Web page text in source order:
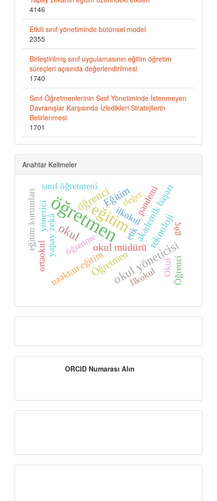
4146
Etkili sınıf yönetiminde bütünsel model
2355
Birleştirilmiş sınıf uygulamasının eğitim öğretim
süreçleri açısında değerlendirilmesi
1740
Sınıf Öğretmenlerinin Sınıf Yönetiminde İstenmeyen
Davranışlar Karşısında İzledikleri Stratejilerin
Belirlenmesi
1701
Anahtar Kelimeler
öğretmen
eğitim
okul yöneticisi
okul
öğrenci
okul müdürü
Öğretmen
Eğitim
teknoloji
akademik başarı
uzaktan eğitim
yapay zekâ
yönetici ilkokulpandemi
değer
öğrenme
eğitim kurumları
sınıf öğretmeni
Okul
İlkokul
göç
ortaokul
etik
Öğrenci
ORCID
Alın
ORCID Numarası Alın